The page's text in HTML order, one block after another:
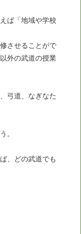
ば「地域や学校
させることがで
外の武道の授業
弓道、なぎなた
。
、どの武道でも